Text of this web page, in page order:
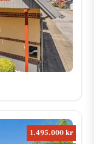
1.495.000 kr